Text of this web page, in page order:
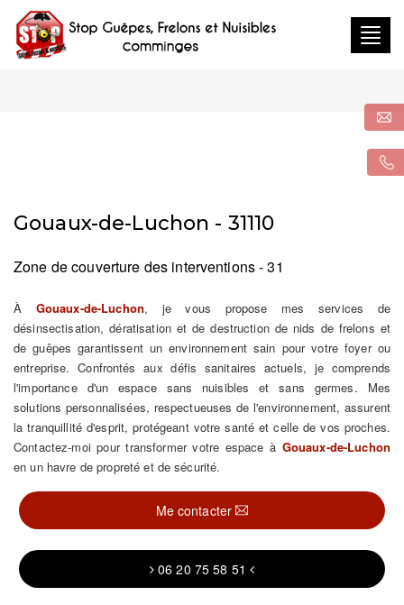
Gouaux-de-Luchon - 31110
Zone de couverture des interventions - 31
À Gouaux-de-Luchon, je vous propose mes services de
désinsectisation, dératisation et de destruction de nids de frelons et
de guêpes garantissent un environnement sain pour votre foyer ou
entreprise. Confrontés aux défis sanitaires actuels, je comprends
l'importance d'un espace sans nuisibles et sans germes. Mes
solutions personnalisées, respectueuses de l'environnement, assurent
la tranquillité d'esprit, protégeant votre santé et celle de vos proches.
Contactez-moi pour transformer votre espace à Gouaux-de-Luchon
en un havre de propreté et de sécurité.
Me contacter
06 20 75 58 51